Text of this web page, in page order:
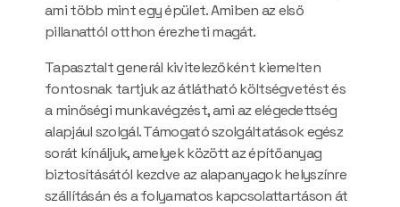
ami több mint egy épület. Amiben az első
pillanattól otthon érezheti magát.
Tapasztalt generál kivitelezőként kiemelten
fontosnak tartjuk az átlátható költségvetést és
a minőségi munkavégzést, ami az elégedettség
alapjául szolgál. Támogató szolgáltatások egész
sorát kínáljuk, amelyek között az építőanyag
biztosításától kezdve az alapanyagok helyszínre
szállításán és a folyamatos kapcsolattartáson át